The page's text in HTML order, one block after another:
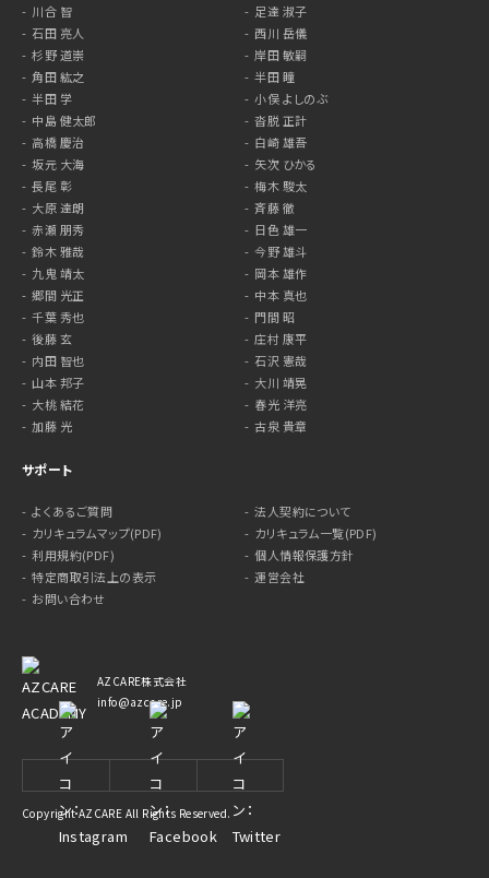
川合 智
足達 淑子
石田 亮人
西川 岳儀
杉野 道崇
岸田 敏嗣
角田 紘之
半田 瞳
半田 学
小俣 よしのぶ
中島 健太郎
沓脱 正計
高橋 慶治
白崎 雄吾
坂元 大海
矢次 ひかる
長尾 彰
梅木 駿太
大原 達朗
斉藤 徹
赤瀬 朋秀
日色 雄一
鈴木 雅哉
今野 雄斗
九鬼 靖太
岡本 雄作
郷間 光正
中本 真也
千葉 秀也
門間 昭
後藤 玄
庄村 康平
内田 智也
石沢 憲哉
山本 邦子
大川 靖晃
大桃 結花
春光 洋亮
加藤 光
古泉 貴章
サポート
よくあるご質問
法人契約について
カリキュラムマップ(PDF)
カリキュラム一覧(PDF)
利用規約(PDF)
個人情報保護方針
特定商取引法上の表示
運営会社
お問い合わせ
AZCARE株式会社
info@azcare.jp
Copyright AZCARE All Rights Reserved.